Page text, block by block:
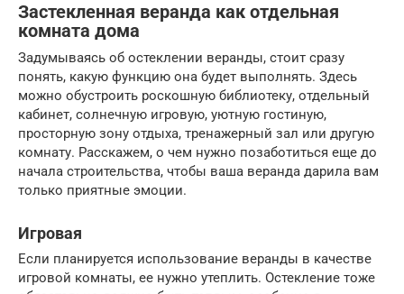
Застекленная веранда как отдельная
комната дома
Задумываясь об остеклении веранды, стоит сразу
понять, какую функцию она будет выполнять. Здесь
можно обустроить роскошную библиотеку, отдельный
кабинет, солнечную игровую, уютную гостиную,
просторную зону отдыха, тренажерный зал или другую
комнату. Расскажем, о чем нужно позаботиться еще до
начала строительства, чтобы ваша веранда дарила вам
только приятные эмоции.
Игровая
Если планируется использование веранды в качестве
игровой комнаты, ее нужно утеплить. Остекление тоже